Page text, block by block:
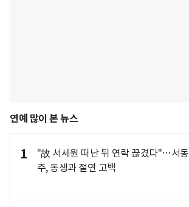
연예 많이 본 뉴스
1
"故 서세원 떠난 뒤 연락 끊겼다"…서동
주, 동생과 절연 고백